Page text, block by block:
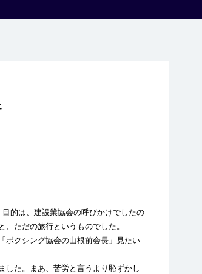
的は、建設業協会の呼びかけでしたの
ただの旅行というものでした。
ボクシング協会の山根前会長」見たい
た。まあ、苦労と言うより恥ずかし